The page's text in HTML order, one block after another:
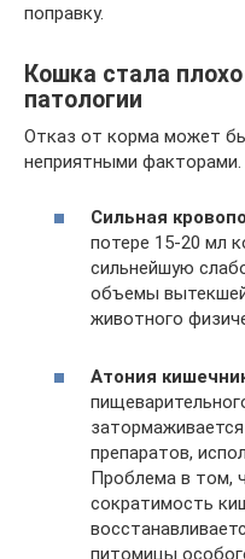
поправку.
Кошка стала
патологии
Отказ от корма может
неприятными факторами.
Сильная
потере 15-20 мл
сильнейшую
объемы
животного
Атония
препаратов,
Проблема в том,
сократимость
питомицы